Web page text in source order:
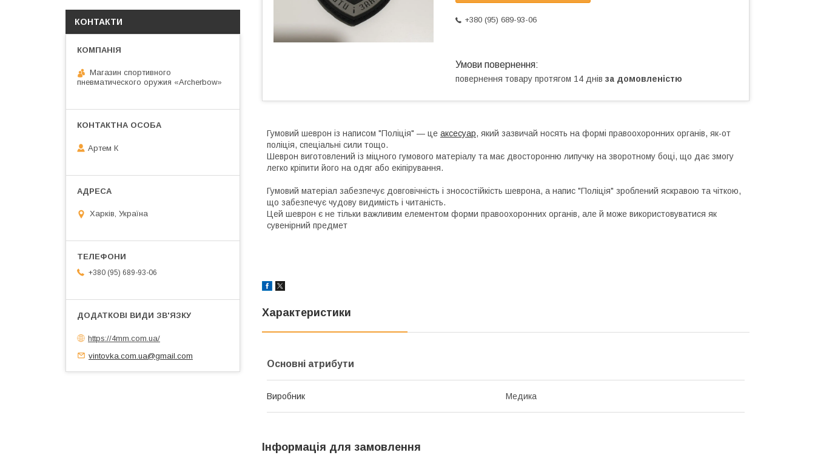
+380 (95) 689-93-06
повернення товару протягом 14 днів за домовленістю
Гумовий шеврон із написом "Поліція" — це аксесуар, який зазвичай носять на формі правоохоронних органів, як-от
поліція, спеціальні сили тощо.
Шеврон виготовлений із міцного гумового матеріалу та має двосторонню липучку на зворотному боці, що дає змогу
легко кріпити його на одяг або екіпірування.
Гумовий матеріал забезпечує довговічність і зносостійкість шеврона, а напис "Поліція" зроблений яскравою та чіткою,
що забезпечує чудову видимість і читаність.
Цей шеврон є не тільки важливим елементом форми правоохоронних органів, але й може використовуватися як
сувенірний предмет
Характеристики
Основні атрибути
Виробник Медика
Інформація для замовлення
КОНТАКТИ
Магазин спортивного
пневматического оружия «Archerbow»
Артем К
Харків, Україна
+380 (95) 689-93-06
https://4mm.com.ua/
vintovka.com.ua@gmail.com